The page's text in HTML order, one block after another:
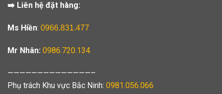
➡️ Liên hệ đặt hàng:
Ms Hiền: 0966.831.477
Mr Nhân: 0986.720.134
——————————————–
Phụ trách Khu vực Bắc Ninh: 0981.056.066